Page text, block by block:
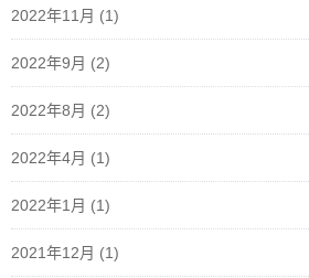
2022年11月 (1)
2022年9月 (2)
2022年8月 (2)
2022年4月 (1)
2022年1月 (1)
2021年12月 (1)